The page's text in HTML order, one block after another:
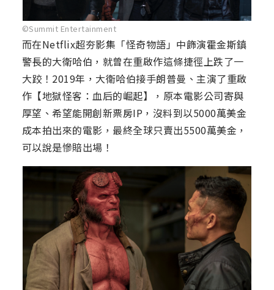
©Summit Entertainment
而在Netflix超夯影集「怪奇物語」中飾演霍金斯鎮
警長的大衛哈伯，就曾在重啟作這條捷徑上跌了一
大跤！2019年，大衛哈伯接手朗普曼、主演了重啟
作【地獄怪客：血后的崛起】，原本電影公司寄與
厚望、希望能開創新票房IP，沒料到以5000萬美金
成本拍出來的電影，最終全球只賣出5500萬美金，
可以說是慘賠出場！